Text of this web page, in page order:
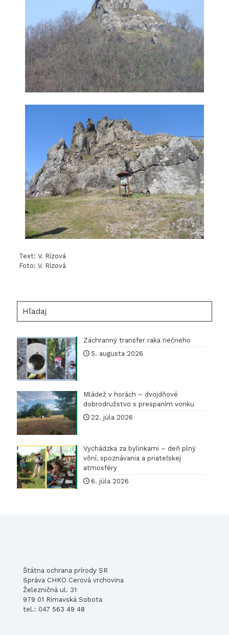
Text: V. Rízová
Foto: V. Rízová
Záchranný transfer raka riečneho
5. augusta 2026
Mládež v horách – dvojdňové
dobrodružstvo s prespaním vonku
22. júla 2026
Vychádzka za bylinkami – deň plný
vôní, spoznávania a priateľskej
atmosféry
6. júla 2026
Štátna ochrana prírody SR
Správa CHKO Cerová vrchovina
Železničná ul. 31
979 01 Rimavská Sobota
tel.: 047 563 49 48